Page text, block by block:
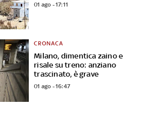
01 ago - 17:11
Milano, dimentica zaino e
risale su treno: anziano
trascinato, è grave
CRONACA
01 ago - 16:47